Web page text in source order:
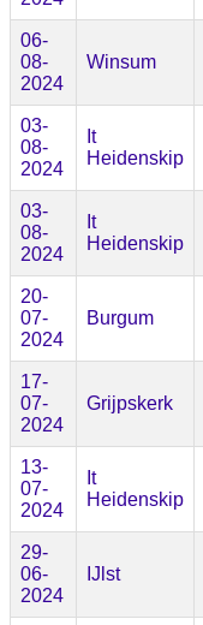
06-
08-
2024
Winsum
03-
08-
2024
It
Heidenskip
03-
08-
2024
It
Heidenskip
20-
07-
2024
Burgum
17-
07-
2024
Grijpskerk
13-
07-
2024
It
Heidenskip
29-
06-
2024
IJlst